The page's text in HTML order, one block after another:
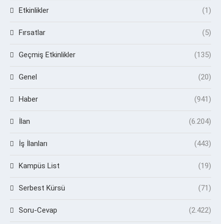
Etkinlikler (1)
Fırsatlar (5)
Geçmiş Etkinlikler (135)
Genel (20)
Haber (941)
İlan (6.204)
İş İlanları (443)
Kampüs List (19)
Serbest Kürsü (71)
Soru-Cevap (2.422)